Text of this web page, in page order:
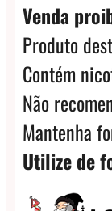
Venda
Produto
Contém
Não
Mantenha
Utilize de